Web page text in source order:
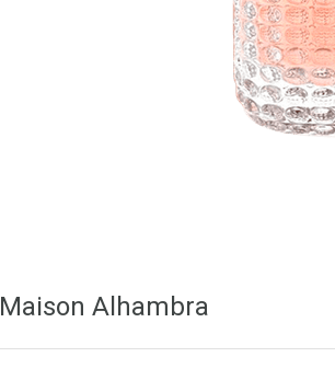
Maison Alhambra